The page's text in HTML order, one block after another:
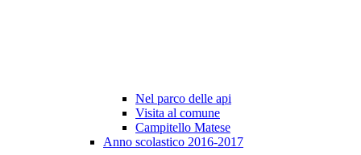
Nel parco delle api
Visita al comune
Campitello Matese
Anno scolastico 2016-2017